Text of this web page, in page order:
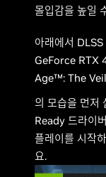
몰입감을 높일
아래에서
GeForce RTX
Age™: The
의 모습을 먼저
Ready 드라이
플레이를 시작
요.